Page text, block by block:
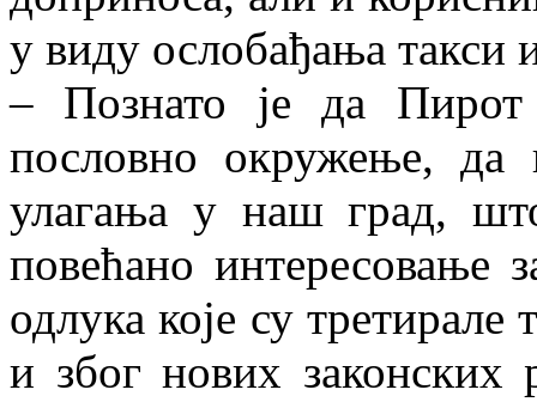
у виду ослобађања такси
– Познато је да
пословно окружење, да
улагања у наш град,
повећано
одлука које су
и због нових законских